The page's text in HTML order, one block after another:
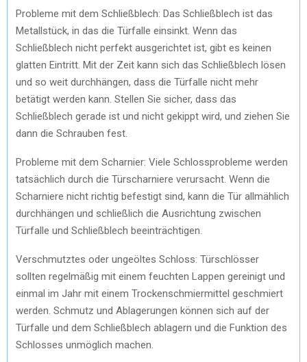
Probleme mit dem Schließblech: Das Schließblech ist das
Metallstück, in das die Türfalle einsinkt. Wenn das
Schließblech nicht perfekt ausgerichtet ist, gibt es keinen
glatten Eintritt. Mit der Zeit kann sich das Schließblech lösen
und so weit durchhängen, dass die Türfalle nicht mehr
betätigt werden kann. Stellen Sie sicher, dass das
Schließblech gerade ist und nicht gekippt wird, und ziehen Sie
dann die Schrauben fest.
Probleme mit dem Scharnier: Viele Schlossprobleme werden
tatsächlich durch die Türscharniere verursacht. Wenn die
Scharniere nicht richtig befestigt sind, kann die Tür allmählich
durchhängen und schließlich die Ausrichtung zwischen
Türfalle und Schließblech beeinträchtigen.
Verschmutztes oder ungeöltes Schloss: Türschlösser
sollten regelmäßig mit einem feuchten Lappen gereinigt und
einmal im Jahr mit einem Trockenschmiermittel geschmiert
werden. Schmutz und Ablagerungen können sich auf der
Türfalle und dem Schließblech ablagern und die Funktion des
Schlosses unmöglich machen.